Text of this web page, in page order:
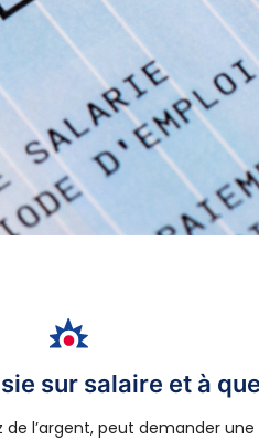
sur salaire et à
l’argent, peut demander une